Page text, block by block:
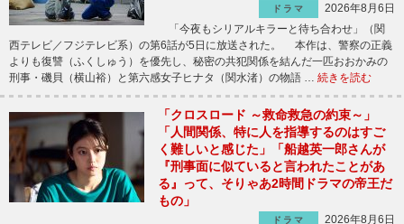
ドラマ
2026年8月6日
「今夜もシリアルキラーと待ち合わせ」（関
西テレビ／フジテレビ系）の第6話が5日に放送された。 本作は、警察の正義
よりも復讐（ふくしゅう）を優先し、秘密の共犯関係を結んだ一匹おおかみの
刑事・磯貝（横山裕）と第六感女子ヒナタ（関水渚）の物語 … 続きを読む
「クロスロード ～救命救急の約束～」
「人間関係、特に人を指導するのはすご
く難しいと感じた」「船越英一郎さんが
『刑事面に似ていると言われたことがあ
る』って、そりゃあ2時間ドラマの帝王だ
もの」
ドラマ
2026年8月6日